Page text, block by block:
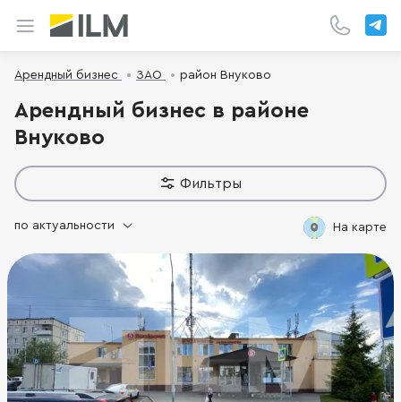
Арендный бизнес ЗАО район Внуково
Арендный бизнес в районе
Внуково
Фильтры
На карте
по актуальности